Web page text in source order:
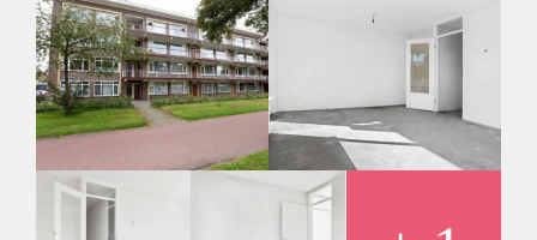
Huurtoeslag
Niet mogelijk
Inkomen eis
2,5 X Maandhuur Bruto
Huurtermijn
Onbepaalde termijn
Oplevering
Kaal